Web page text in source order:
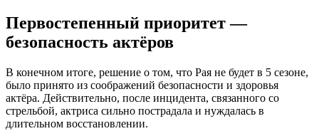
Первостепенный приоритет —
безопасность актёров
В конечном итоге, решение о том, что Рая не будет в 5 сезоне,
было принято из соображений безопасности и здоровья
актёра. Действительно, после инцидента, связанного со
стрельбой, актриса сильно пострадала и нуждалась в
длительном восстановлении.